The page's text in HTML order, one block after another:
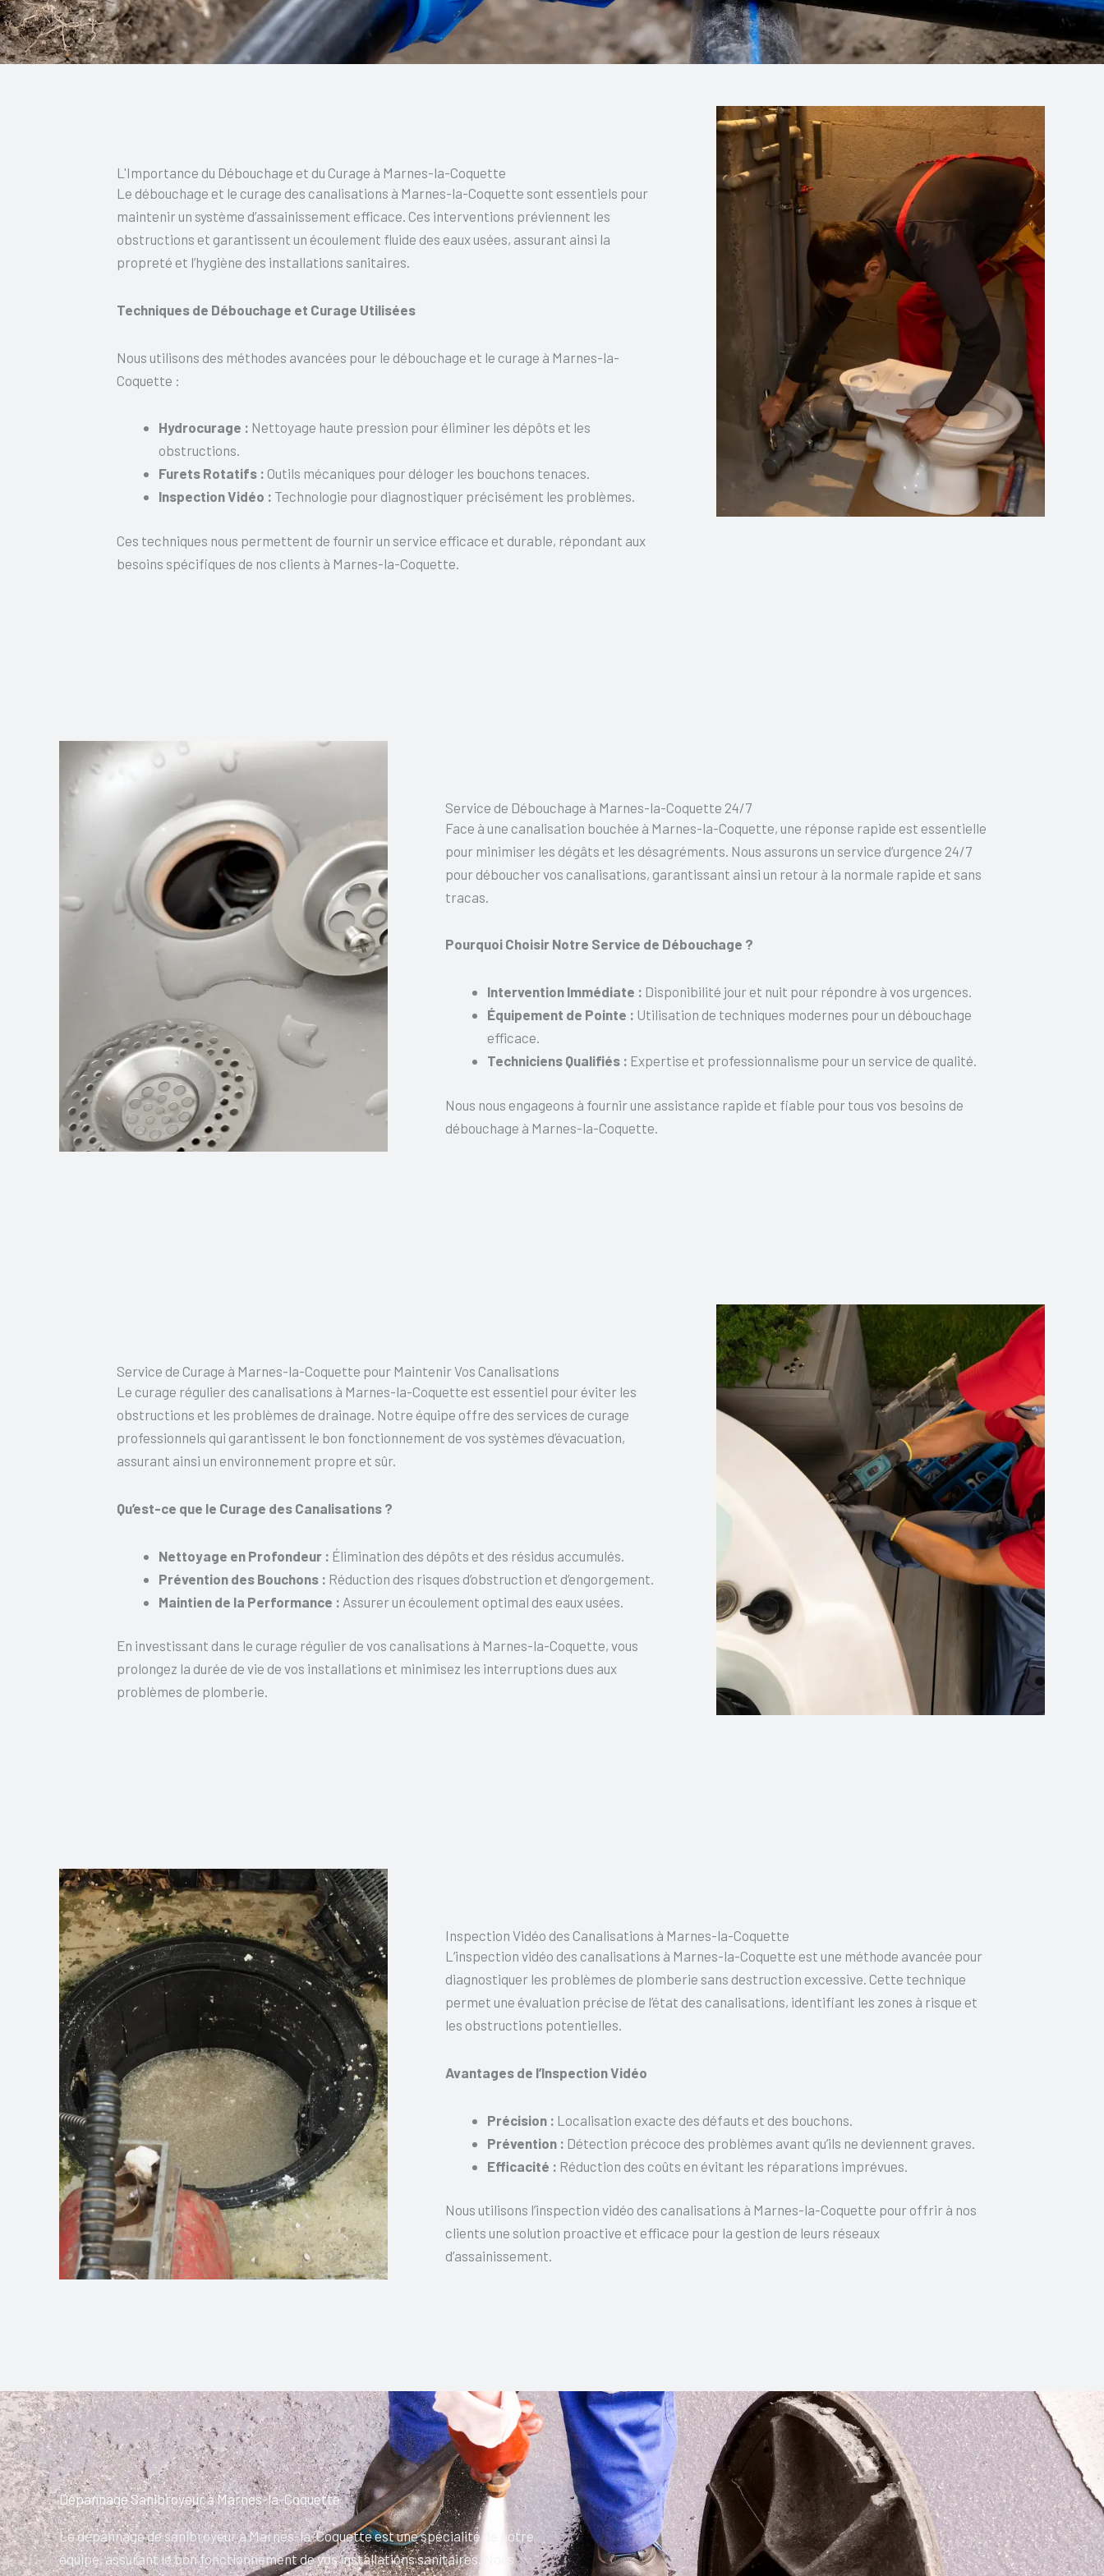
L'Importance du Débouchage et du Curage à Marnes-la-Coquette
Le débouchage et le curage des canalisations à Marnes-la-Coquette sont essentiels pour
maintenir un système d’assainissement efficace. Ces interventions préviennent les
obstructions et garantissent un écoulement fluide des eaux usées, assurant ainsi la
propreté et l’hygiène des installations sanitaires.
Techniques de Débouchage et Curage Utilisées
Nous utilisons des méthodes avancées pour le débouchage et le curage à Marnes-la-
Coquette :
Hydrocurage : Nettoyage haute pression pour éliminer les dépôts et les
obstructions.
Furets Rotatifs : Outils mécaniques pour déloger les bouchons tenaces.
Inspection Vidéo : Technologie pour diagnostiquer précisément les problèmes.
Ces techniques nous permettent de fournir un service efficace et durable, répondant aux
besoins spécifiques de nos clients à Marnes-la-Coquette.
Service de Débouchage à Marnes-la-Coquette 24/7
Face à une canalisation bouchée à Marnes-la-Coquette, une réponse rapide est essentielle
pour minimiser les dégâts et les désagréments. Nous assurons un service d’urgence 24/7
pour déboucher vos canalisations, garantissant ainsi un retour à la normale rapide et sans
tracas.
Pourquoi Choisir Notre Service de Débouchage ?
Intervention Immédiate : Disponibilité jour et nuit pour répondre à vos urgences.
Équipement de Pointe : Utilisation de techniques modernes pour un débouchage
efficace.
Techniciens Qualifiés : Expertise et professionnalisme pour un service de qualité.
Nous nous engageons à fournir une assistance rapide et fiable pour tous vos besoins de
débouchage à Marnes-la-Coquette.
Service de Curage à Marnes-la-Coquette pour Maintenir Vos Canalisations
Le curage régulier des canalisations à Marnes-la-Coquette est essentiel pour éviter les
obstructions et les problèmes de drainage. Notre équipe offre des services de curage
professionnels qui garantissent le bon fonctionnement de vos systèmes d’évacuation,
assurant ainsi un environnement propre et sûr.
Qu’est-ce que le Curage des Canalisations ?
Nettoyage en Profondeur : Élimination des dépôts et des résidus accumulés.
Prévention des Bouchons : Réduction des risques d’obstruction et d’engorgement.
Maintien de la Performance : Assurer un écoulement optimal des eaux usées.
En investissant dans le curage régulier de vos canalisations à Marnes-la-Coquette, vous
prolongez la durée de vie de vos installations et minimisez les interruptions dues aux
problèmes de plomberie.
Inspection Vidéo des Canalisations à Marnes-la-Coquette
L’inspection vidéo des canalisations à Marnes-la-Coquette est une méthode avancée pour
diagnostiquer les problèmes de plomberie sans destruction excessive. Cette technique
permet une évaluation précise de l’état des canalisations, identifiant les zones à risque et
les obstructions potentielles.
Avantages de l’Inspection Vidéo
Précision : Localisation exacte des défauts et des bouchons.
Prévention : Détection précoce des problèmes avant qu’ils ne deviennent graves.
Efficacité : Réduction des coûts en évitant les réparations imprévues.
Nous utilisons l’inspection vidéo des canalisations à Marnes-la-Coquette pour offrir à nos
clients une solution proactive et efficace pour la gestion de leurs réseaux
d’assainissement.
Dépannage Sanibroyeur à Marnes-la-Coquette
Le dépannage de sanibroyeur à Marnes-la-Coquette est une spécialité de notre
équipe, assurant le bon fonctionnement de vos installations sanitaires. Nous